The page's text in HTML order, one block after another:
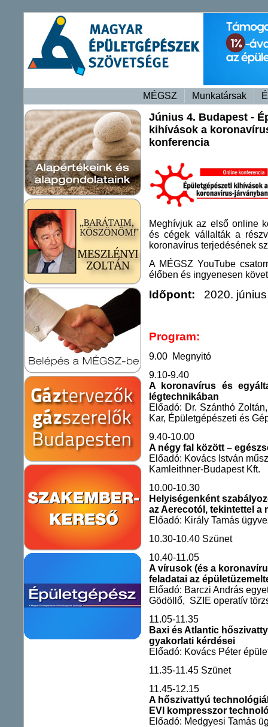
MÉGSZ Munkatársak
Június 4. Budapest -
kihívások a
konferencia
Meghívjuk az első online
és cégek vállalták a
koronavírus terjedésének
A MÉGSZ YouTube
élőben és ingyenesen
Időpont: 2020.
Program:
9.00 Megnyitó
9.10-9.40
A koronavírus és
légtechnikában
Előadó: Dr. Szánthó
Kar, Épületgépészeti és
9.40-10.00
A négy fal között –
Előadó: Kovács István
Kamleithner-Budapest Kft.
10.00-10.30
Helyiségenként
az Aerecotól, tekintettel a
Előadó: Király Tamás
10.30-10.40 Szünet
10.40-11.05
A vírusok (és a
feladatai az
Előadó: Barczi András
Gödöllő, SZIE operatív
11.05-11.35
Baxi és Atlantic
gyakorlati kérdései
Előadó: Kovács Péter
11.35-11.45 Szünet
11.45-12.15
A hőszivattyú
EVI kompresszor
Előadó: Medgyesi Tamás